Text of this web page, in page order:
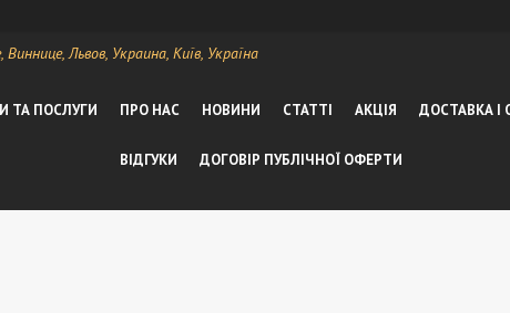
Львов, Украина, Київ, Україна
ТА ПОСЛУГИ ПРО НАС НОВИНИ СТАТТІ АКЦІЯ ДОСТАВКА І
ВІДГУКИ ДОГОВІР ПУБЛІЧНОЇ ОФЕРТИ